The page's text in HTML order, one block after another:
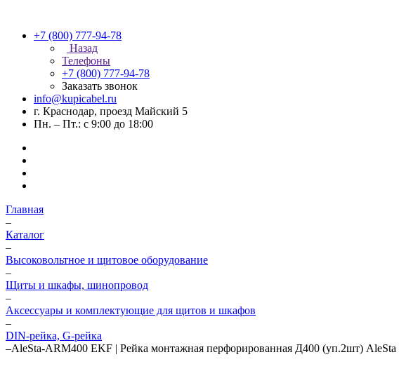
+7 (800) 777-94-78
Назад
Телефоны
+7 (800) 777-94-78
Заказать звонок
info@kupicabel.ru
г. Краснодар, проезд Майский 5
Пн. – Пт.: с 9:00 до 18:00
Главная
–
Каталог
–
Высоковольтное и щитовое оборудование
–
Щиты и шкафы, шинопровод
–
Аксессуары и комплектующие для щитов и шкафов
–
DIN-рейка, G-рейка
–AleSta-ARM400 EKF | Рейка монтажная перфорированная Д400 (уп.2шт) AleSta